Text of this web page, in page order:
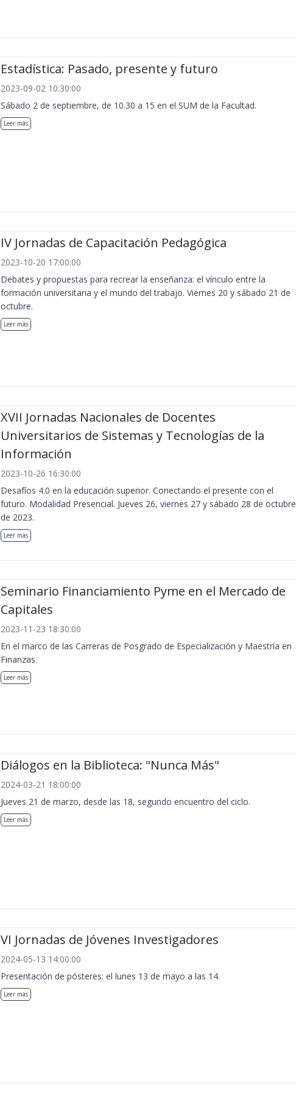
Estadística: Pasado, presente y futuro
2023-09-02 10:30:00
Sábado 2 de septiembre, de 10.30 a 15 en el SUM de la Facultad.
Leer más
IV Jornadas de Capacitación Pedagógica
2023-10-20 17:00:00
Debates y propuestas para recrear la enseñanza: el vínculo entre la
formación universitaria y el mundo del trabajo. Viernes 20 y sábado 21 de
octubre.
Leer más
XVII Jornadas Nacionales de Docentes
Universitarios de Sistemas y Tecnologías de la
Información
2023-10-26 16:30:00
Desafíos 4.0 en la educación superior. Conectando el presente con el
futuro. Modalidad Presencial. Jueves 26, viernes 27 y sábado 28 de octubre
de 2023.
Leer más
Seminario Financiamiento Pyme en el Mercado de
Capitales
2023-11-23 18:30:00
En el marco de las Carreras de Posgrado de Especialización y Maestría en
Finanzas.
Leer más
Diálogos en la Biblioteca: "Nunca Más"
2024-03-21 18:00:00
Jueves 21 de marzo, desde las 18, segundo encuentro del ciclo.
Leer más
VI Jornadas de Jóvenes Investigadores
2024-05-13 14:00:00
Presentación de pósteres: el lunes 13 de mayo a las 14.
Leer más